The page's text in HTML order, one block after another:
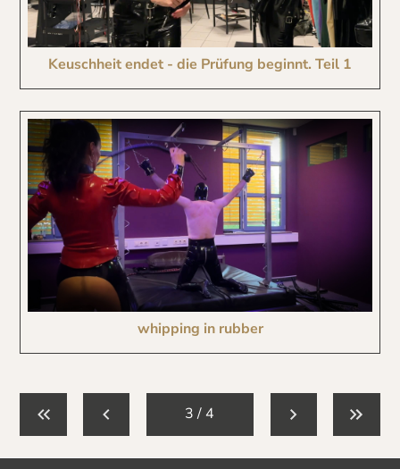
Keuschheit endet - die Prüfung beginnt. Teil 1
whipping in rubber
3 / 4